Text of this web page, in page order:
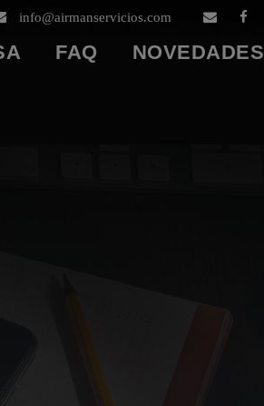
info@airmanservicios.com
FAQ NOVEDADES